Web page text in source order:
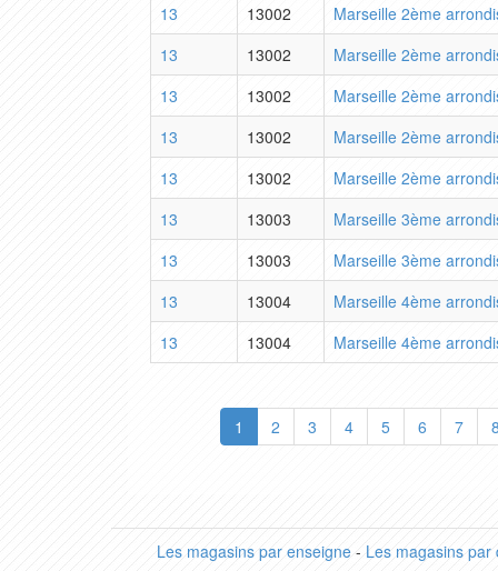
13
13002
Marseille 2ème
13
13002
Marseille 2ème
13
13002
Marseille 2ème
13
13002
Marseille 2ème
13
13002
Marseille 2ème
13
13003
Marseille 3ème
13
13003
Marseille 3ème
13
13004
Marseille 4ème
13
13004 Marseille 4ème
1 2 3 4 5 6 7
Les magasins par enseigne- Les magasins par